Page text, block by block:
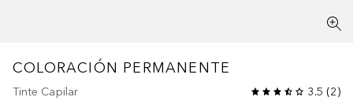
COLORACIÓN PERMANENTE
Tinte Capilar 3.5 (2)